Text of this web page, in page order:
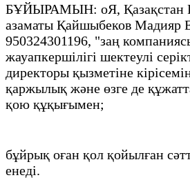
БҰЙЫРАМЫН: оЯ, Қазақстан
азаматы Қайшыбеков Мадияр
950324301196, "заң
жауапкершілігі шектеулі
директоры қызметіне
қаржылық және өзге де
қою құқығымен;
бұйрық оған қол қойылған
енеді.